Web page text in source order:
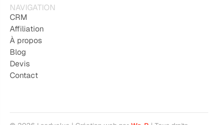
NAVIGATION
CRM
Affiliation
À propos
Blog
Devis
Contact